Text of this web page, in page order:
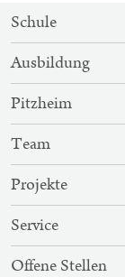
SITEMAP-
NAVIGATION
Schule
Ausbildung
Pitzheim
Team
Projekte
Service
Offene Stellen